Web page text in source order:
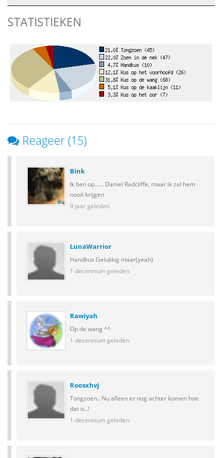
STATISTIEKEN
Reageer (15)
Bink
Ik ben op...... Daniel Radcliffe, maar ik zal hem
nooit krijgen
9 jaar geleden
LunaWarrior
Handkus Gelukkig maar(yeah)
1 decennium geleden
Rawiyah
Op de wang ^^
1 decennium geleden
Roosxhvj
Tongzoen.. Nu alleen er nog achter komen hoe
dat is..!
1 decennium geleden